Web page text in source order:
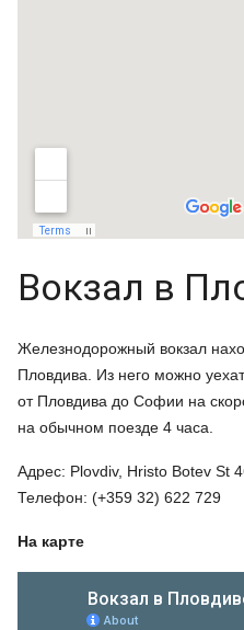
Вокзал в
Железнодорожный вокзал
Пловдива. Из него можно
от Пловдива до Софии на
на обычном поезде 4 часа.
Адрес: Plovdiv, Hristo Botev St
Телефон: (+359 32) 622 729
На карте